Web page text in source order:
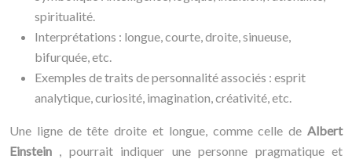
spiritualité.
Interprétations : longue, courte, droite, sinueuse,
bifurquée, etc.
Exemples de traits de personnalité associés : esprit
analytique, curiosité, imagination, créativité, etc.
Une ligne de tête droite et longue, comme celle de Albert
Einstein , pourrait indiquer une personne pragmatique et